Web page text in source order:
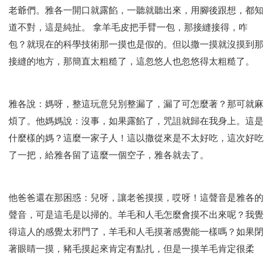
老爺們。雅各一開口就露餡，一聽就聽出來，用腳後跟想，都知
道不對，這是純扯。 拿羊毛皮把手臂一包，那接縫接得，咋
包？就現在的科學技術那一摸也是假的。但以撒一摸就沒摸到那
接縫的地方，那簡直太粗糙了，這忽悠人也忽悠得太粗糙了。
雅各說：媽呀，整這玩意兒別整漏了，漏了可怎麼著？那可就麻
煩了。他媽媽說：沒事，如果露餡了，咒詛就歸在我身上。這是
什麼樣的媽？這麼一家子人！這以撒從來是不太好吃，這次好吃
了一把，給雅各留了這麼一個空子，雅各就去了。
他爸爸還在那困惑：兒呀，讓老爸摸摸，哎呀！這聲音是雅各的
聲音，可是這毛是以掃的。羊毛和人毛怎麼會摸不出來呢？我覺
得這人的感覺太邪門了，羊毛和人毛摸著感覺能一樣嗎？如果閉
著眼睛一摸，豬毛摸起來肯定有點扎，但是一摸羊毛肯定很柔